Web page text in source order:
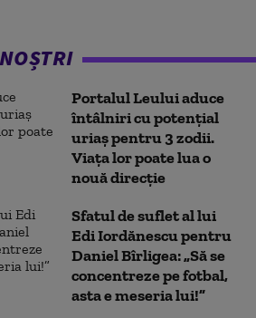
Portalul Leului aduce
întâlniri cu potențial
uriaș pentru 3 zodii.
Viața lor poate lua o
nouă direcție
Sfatul de suflet al lui
Edi Iordănescu pentru
Daniel Bîrligea: „Să se
concentreze pe fotbal,
asta e meseria lui!”